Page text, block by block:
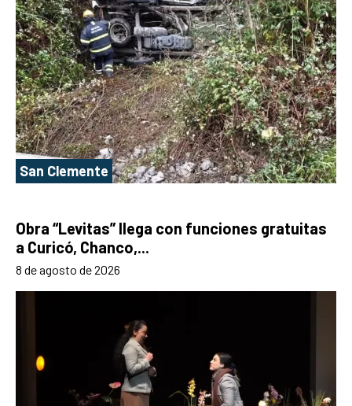
San Clemente
Obra “Levitas” llega con funciones gratuitas
a Curicó, Chanco,...
8 de agosto de 2026